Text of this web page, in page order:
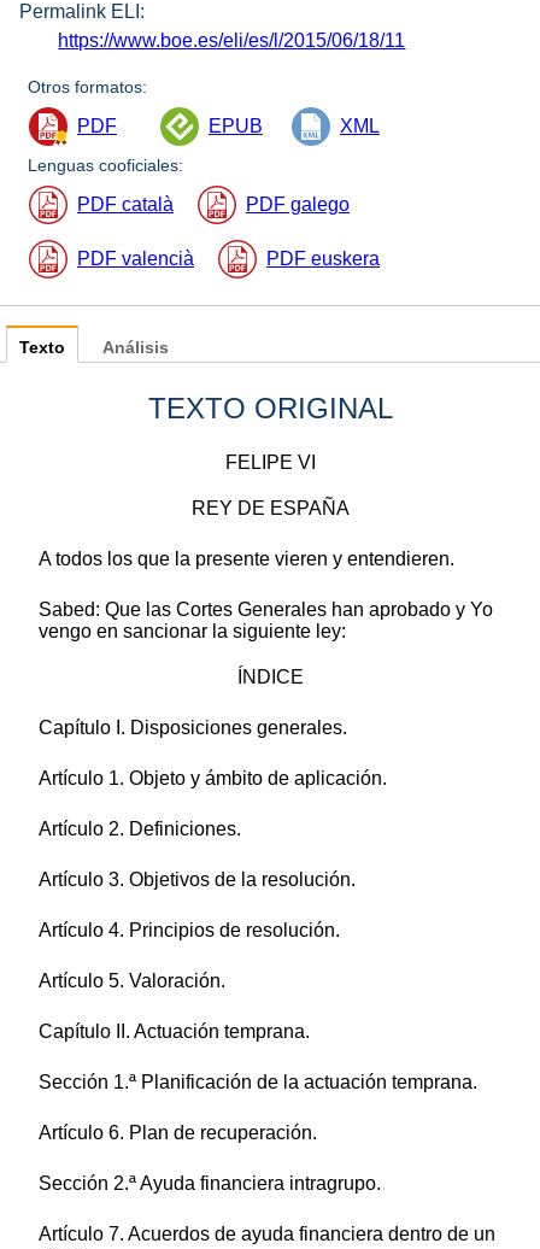
Permalink ELI:
https://www.boe.es/eli/es/l/2015/06/18/11
Otros formatos:
PDF EPUB XML
Lenguas cooficiales:
PDF català PDF galego
PDF valencià PDF euskera
Texto
TEXTO ORIGINAL
FELIPE VI
REY DE ESPAÑA
A todos los que la presente vieren y entendieren.
Sabed: Que las Cortes Generales han aprobado y Yo
vengo en sancionar la siguiente ley:
ÍNDICE
Capítulo I. Disposiciones generales.
Artículo 1. Objeto y ámbito de aplicación.
Artículo 2. Definiciones.
Artículo 3. Objetivos de la resolución.
Artículo 4. Principios de resolución.
Artículo 5. Valoración.
Capítulo II. Actuación temprana.
Sección 1.ª Planificación de la actuación temprana.
Artículo 6. Plan de recuperación.
Sección 2.ª Ayuda financiera intragrupo.
Artículo 7. Acuerdos de ayuda financiera dentro de un
Análisis